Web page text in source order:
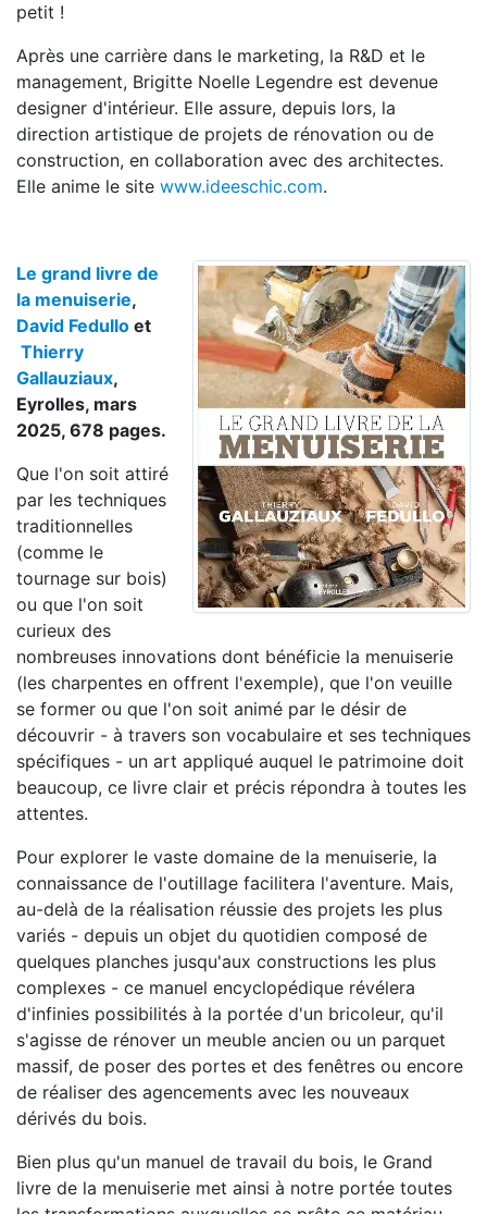
petit !
Après une carrière dans le marketing, la R&D et le
management, Brigitte Noelle Legendre est devenue
designer d'intérieur. Elle assure, depuis lors, la
direction artistique de projets de rénovation ou de
construction, en collaboration avec des architectes.
Elle anime le site www.ideeschic.com.
Le grand livre de
la menuiserie,
David Fedullo et
Thierry
Gallauziaux,
Eyrolles, mars
2025, 678 pages.
Que l'on soit attiré
par les techniques
traditionnelles
(comme le
tournage sur bois)
ou que l'on soit
curieux des
nombreuses innovations dont bénéficie la menuiserie
(les charpentes en offrent l'exemple), que l'on veuille
se former ou que l'on soit animé par le désir de
découvrir - à travers son vocabulaire et ses techniques
spécifiques - un art appliqué auquel le patrimoine doit
beaucoup, ce livre clair et précis répondra à toutes les
attentes.
Pour explorer le vaste domaine de la menuiserie, la
connaissance de l'outillage facilitera l'aventure. Mais,
au-delà de la réalisation réussie des projets les plus
variés - depuis un objet du quotidien composé de
quelques planches jusqu'aux constructions les plus
complexes - ce manuel encyclopédique révélera
d'infinies possibilités à la portée d'un bricoleur, qu'il
s'agisse de rénover un meuble ancien ou un parquet
massif, de poser des portes et des fenêtres ou encore
de réaliser des agencements avec les nouveaux
dérivés du bois.
Bien plus qu'un manuel de travail du bois, le Grand
livre de la menuiserie met ainsi à notre portée toutes